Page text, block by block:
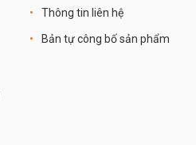
Thông tin liên hệ
Bản tự công bố sản phẩm